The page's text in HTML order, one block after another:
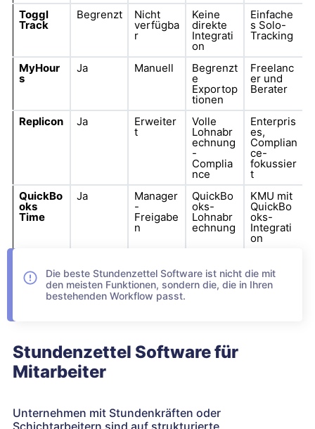
Toggl
Track
Begrenzt Nicht
verfügba
r
Keine
direkte
Integrati
on
Einfache
s Solo-
Tracking
MyHour
s
Ja Manuell Begrenzt
e
Exportop
tionen
Freelanc
er und
Berater
Replicon Ja Erweiter
t
Volle
Lohnabr
echnung
-
Complia
nce
Enterpris
es,
Complian
ce-
fokussier
t
QuickBo
oks
Time
Ja Manager
-
Freigabe
n
QuickBo
oks-
Lohnabr
echnung
KMU mit
QuickBo
oks-
Integrati
on
Die beste Stundenzettel Software ist nicht die mit
den meisten Funktionen, sondern die, die in Ihren
bestehenden Workflow passt.
Stundenzettel Software für
Mitarbeiter
Unternehmen mit Stundenkräften oder
Schichtarbeitern sind auf strukturierte